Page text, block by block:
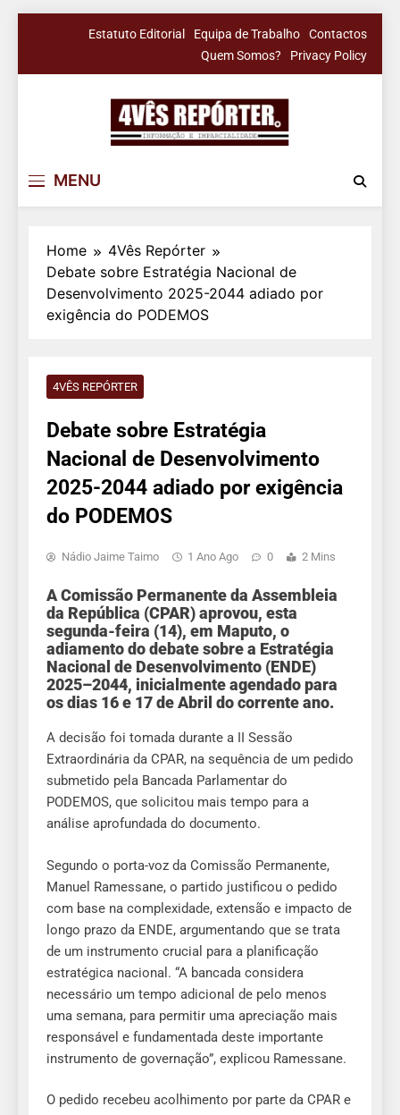
Estatuto Editorial Equipa de Trabalho
Contactos
Quem Somos?
Privacy Policy
MENU
Home
4Vês Repórter
Debate sobre Estratégia Nacional de
Desenvolvimento 2025-2044 adiado por
exigência do PODEMOS
4VÊS REPÓRTER
Debate sobre Estratégia
Nacional de Desenvolvimento
2025-2044 adiado por exigência
do PODEMOS
Nádio Jaime Taimo 1 Ano Ago 0 2 Mins
A Comissão Permanente da Assembleia
da República (CPAR) aprovou, esta
segunda-feira (14), em Maputo, o
adiamento do debate sobre a Estratégia
Nacional de Desenvolvimento (ENDE)
2025–2044, inicialmente agendado para
os dias 16 e 17 de Abril do corrente ano.
A decisão foi tomada durante a II Sessão
Extraordinária da CPAR, na sequência de um pedido
submetido pela Bancada Parlamentar do
PODEMOS, que solicitou mais tempo para a
análise aprofundada do documento.
Segundo o porta-voz da Comissão Permanente,
Manuel Ramessane, o partido justificou o pedido
com base na complexidade, extensão e impacto de
longo prazo da ENDE, argumentando que se trata
de um instrumento crucial para a planificação
estratégica nacional. “A bancada considera
necessário um tempo adicional de pelo menos
uma semana, para permitir uma apreciação mais
responsável e fundamentada deste importante
instrumento de governação”, explicou Ramessane.
O pedido recebeu acolhimento por parte da CPAR e